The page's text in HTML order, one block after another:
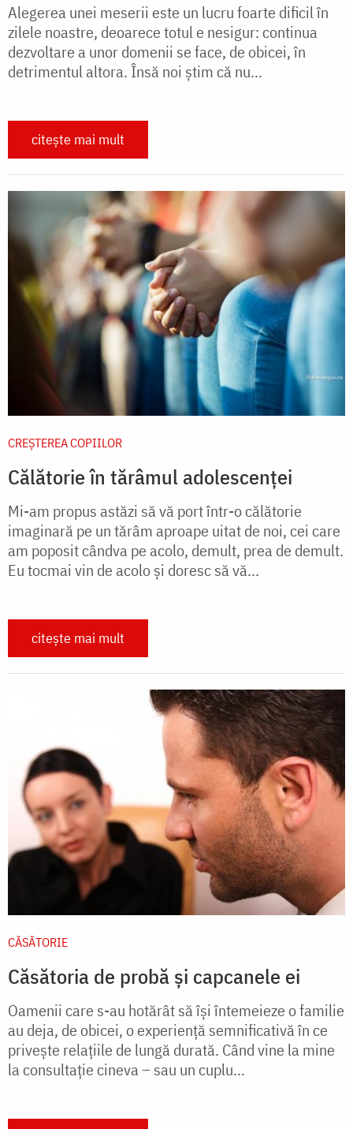
Alegerea unei meserii este un lucru foarte dificil în
zilele noastre, deoarece totul e nesigur: continua
dezvoltare a unor domenii se face, de obicei, în
detrimentul altora. Însă noi știm că nu...
citește mai mult
CREŞTEREA COPIILOR
Călătorie în tărâmul adolescenței
Mi-am propus astăzi să vă port într-o călătorie
imaginară pe un tărâm aproape uitat de noi, cei care
am poposit cândva pe acolo, demult, prea de demult.
Eu tocmai vin de acolo şi doresc să vă...
citește mai mult
CĂSĂTORIE
Căsătoria de probă și capcanele ei
Oamenii care s-au hotărât să își întemeieze o familie
au deja, de obicei, o experiență semnificativă în ce
privește relațiile de lungă durată. Când vine la mine
la consultație cineva – sau un cuplu...